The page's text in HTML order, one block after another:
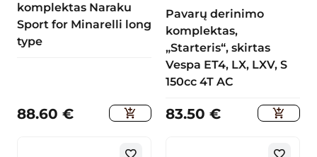
komplektas Naraku
Sport for Minarelli long
type
88.60 €
Pavarų derinimo
komplektas,
„Starteris“, skirtas
Vespa ET4, LX, LXV, S
150cc 4T AC
83.50 €